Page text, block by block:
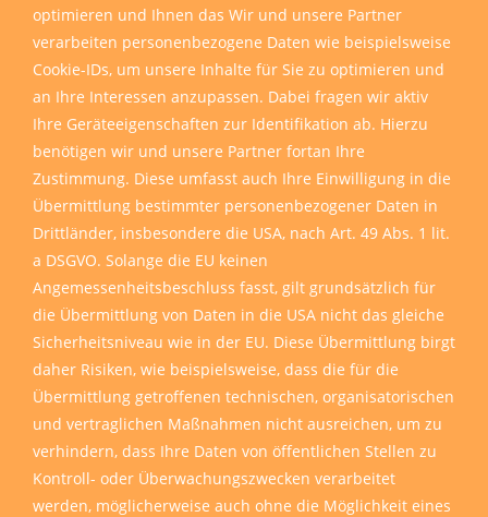
optimieren und Ihnen das Wir und unsere Partner
verarbeiten personenbezogene Daten wie beispielsweise
Cookie-IDs, um unsere Inhalte für Sie zu optimieren und
an Ihre Interessen anzupassen. Dabei fragen wir aktiv
Ihre Geräteeigenschaften zur Identifikation ab. Hierzu
benötigen wir und unsere Partner fortan Ihre
Zustimmung. Diese umfasst auch Ihre Einwilligung in die
Übermittlung bestimmter personenbezogener Daten in
Drittländer, insbesondere die USA, nach Art. 49 Abs. 1 lit.
a DSGVO. Solange die EU keinen
Angemessenheitsbeschluss fasst, gilt grundsätzlich für
die Übermittlung von Daten in die USA nicht das gleiche
Sicherheitsniveau wie in der EU. Diese Übermittlung birgt
daher Risiken, wie beispielsweise, dass die für die
Übermittlung getroffenen technischen, organisatorischen
und vertraglichen Maßnahmen nicht ausreichen, um zu
verhindern, dass Ihre Daten von öffentlichen Stellen zu
Kontroll- oder Überwachungszwecken verarbeitet
werden, möglicherweise auch ohne die Möglichkeit eines